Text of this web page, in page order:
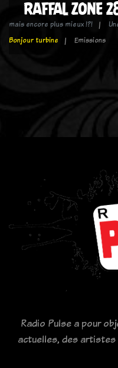
RAFFAL ZONE
mais encore plus mieux !?!
Bonjour turbine
Emissions
Radio Pulse a pour
actuelles, des artistes